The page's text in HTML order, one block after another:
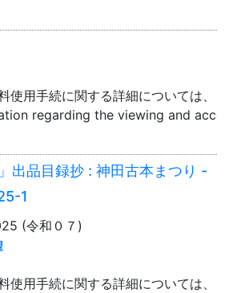
使用手続に関する詳細については、「
regarding the viewing and
出品目録抄 : 神田古本まつり -
1
(令和０７)
使用手続に関する詳細については、「